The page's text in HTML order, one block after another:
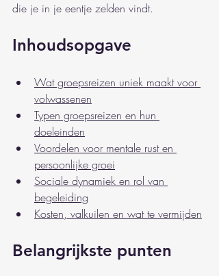
die je in je eentje zelden vindt.
Inhoudsopgave
Wat groepsreizen uniek maakt voor
volwassenen
Typen groepsreizen en hun
doeleinden
Voordelen voor mentale rust en
persoonlijke groei
Sociale dynamiek en rol van
begeleiding
Kosten, valkuilen en wat te vermijden
Belangrijkste punten